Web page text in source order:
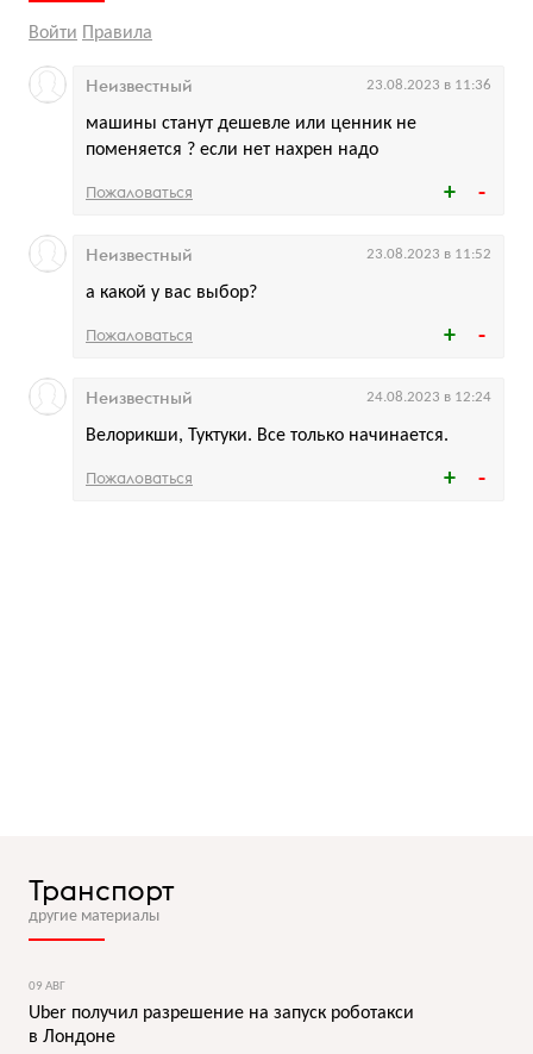
Войти Правила
машины станут дешевле или ценник не
поменяется ? если нет нахрен надо
Неизвестный 23.08.2023 в 11:36
Пожаловаться
а какой у вас выбор?
Неизвестный 23.08.2023 в 11:52
Пожаловаться
Велорикши, Туктуки. Все только начинается.
Неизвестный 24.08.2023 в 12:24
Пожаловаться
Транспорт
другие материалы
09 АВГ
Uber получил разрешение на запуск роботакси
в Лондоне